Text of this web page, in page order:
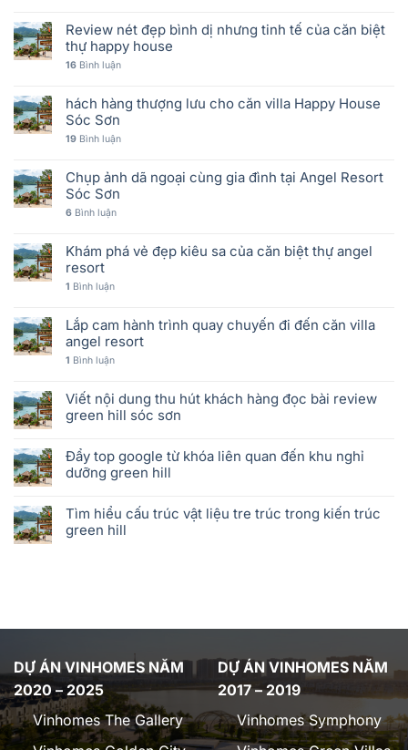
Review nét đẹp bình dị nhưng tinh tế của căn biệt
thự happy house
16 Bình luận
hách hàng thượng lưu cho căn villa Happy House
Sóc Sơn
19 Bình luận
Chụp ảnh dã ngoại cùng gia đình tại Angel Resort
Sóc Sơn
6 Bình luận
Khám phá vẻ đẹp kiêu sa của căn biệt thự angel
resort
1 Bình luận
Lắp cam hành trình quay chuyến đi đến căn villa
angel resort
1 Bình luận
Viết nội dung thu hút khách hàng đọc bài review
green hill sóc sơn
Đẩy top google từ khóa liên quan đến khu nghỉ
dưỡng green hill
Tìm hiểu cấu trúc vật liệu tre trúc trong kiến trúc
green hill
DỰ ÁN VINHOMES NĂM
2020 – 2025
Vinhomes The Gallery
DỰ ÁN VINHOMES NĂM
2017 – 2019
Vinhomes Symphony